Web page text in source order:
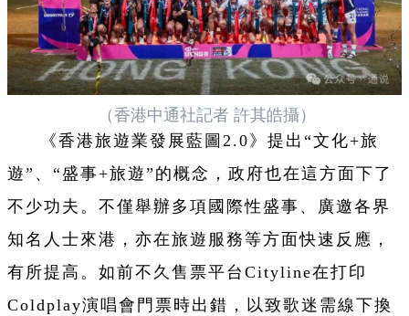
（香港中通社記者 許其皓攝）
《香港旅遊業發展藍圖2.0》提出“文化+旅
遊”、“盛事+旅遊”的概念，政府也在這方面下了
不少功夫。不僅舉辦多項國際性盛事、廣邀各界
知名人士來港，亦在旅遊服務等方面快速反應，
有所提高。如前不久售票平台Cityline在打印
Coldplay演唱會門票時出錯，以致歌迷需線下換